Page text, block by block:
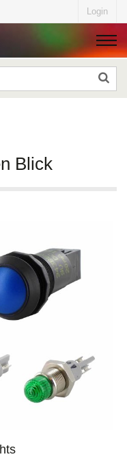
Login
▼
Blick